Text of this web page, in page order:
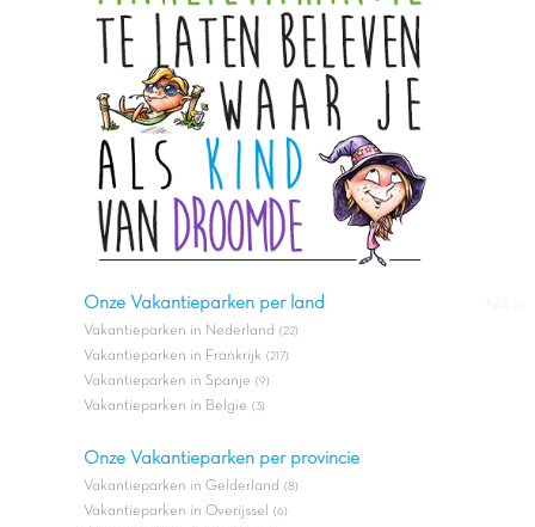
Onze Vakantieparken per land
Vakantieparken in Nederland (22)
Vakantieparken in Frankrijk (217)
Vakantieparken in Spanje (9)
Vakantieparken in Belgie (3)
Onze Vakantieparken per provincie
Vakantieparken in Gelderland (8)
Vakantieparken in Overijssel (6)